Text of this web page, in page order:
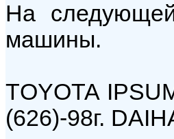
На
машины.
ТOYOTA
(626)-98г.